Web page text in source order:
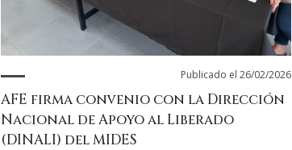
Publicado el 26/02/2026
AFE firma convenio con la Dirección
Nacional de Apoyo al Liberado
(DINALI) del MIDES